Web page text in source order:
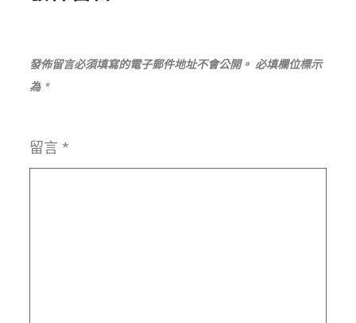
發佈留言必須填寫的電子郵件地址不會公開。 必填欄位標示
為 *
留言 *